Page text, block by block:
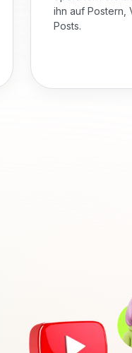
ihn auf Postern,
Posts.